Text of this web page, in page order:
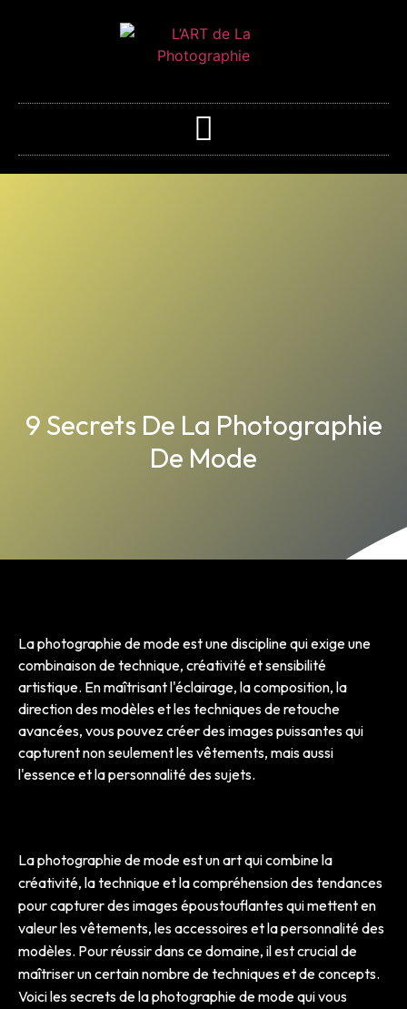
9 Secrets De La Photographie
De Mode
La photographie de mode est une discipline qui exige une
combinaison de technique, créativité et sensibilité
artistique. En maîtrisant l'éclairage, la composition, la
direction des modèles et les techniques de retouche
avancées, vous pouvez créer des images puissantes qui
capturent non seulement les vêtements, mais aussi
l'essence et la personnalité des sujets.
La photographie de mode est un art qui combine la
créativité, la technique et la compréhension des tendances
pour capturer des images époustouflantes qui mettent en
valeur les vêtements, les accessoires et la personnalité des
modèles. Pour réussir dans ce domaine, il est crucial de
maîtriser un certain nombre de techniques et de concepts.
Voici les secrets de la photographie de mode qui vous